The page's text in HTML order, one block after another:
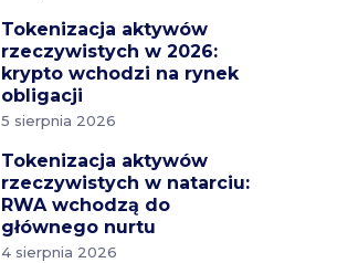
Tokenizacja aktywów
rzeczywistych w 2026:
krypto wchodzi na rynek
obligacji
5 sierpnia 2026
Tokenizacja aktywów
rzeczywistych w natarciu:
RWA wchodzą do
głównego nurtu
4 sierpnia 2026